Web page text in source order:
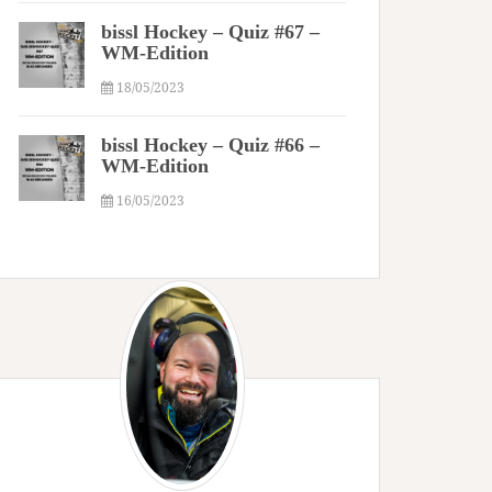
bissl Hockey – Quiz #67 –
WM-Edition
18/05/2023
bissl Hockey – Quiz #66 –
WM-Edition
16/05/2023